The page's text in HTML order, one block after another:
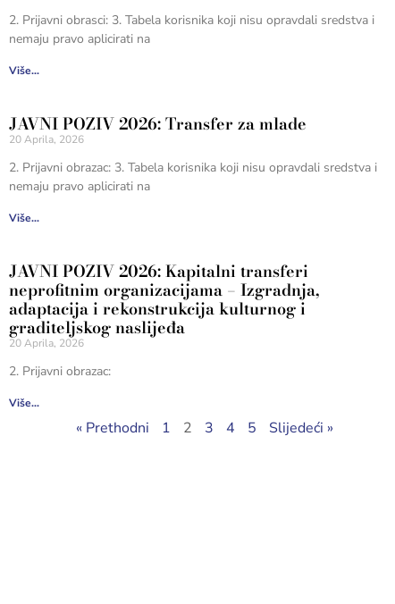
2. Prijavni obrasci: 3. Tabela korisnika koji nisu opravdali sredstva i
nemaju pravo aplicirati na
Više...
JAVNI POZIV 2026: Transfer za mlade
20 Aprila, 2026
2. Prijavni obrazac: 3. Tabela korisnika koji nisu opravdali sredstva i
nemaju pravo aplicirati na
Više...
JAVNI POZIV 2026: Kapitalni transferi
neprofitnim organizacijama – Izgradnja,
adaptacija i rekonstrukcija kulturnog i
graditeljskog naslijeđa
20 Aprila, 2026
2. Prijavni obrazac:
Više...
« Prethodni 1 2 3 4 5 Slijedeći »